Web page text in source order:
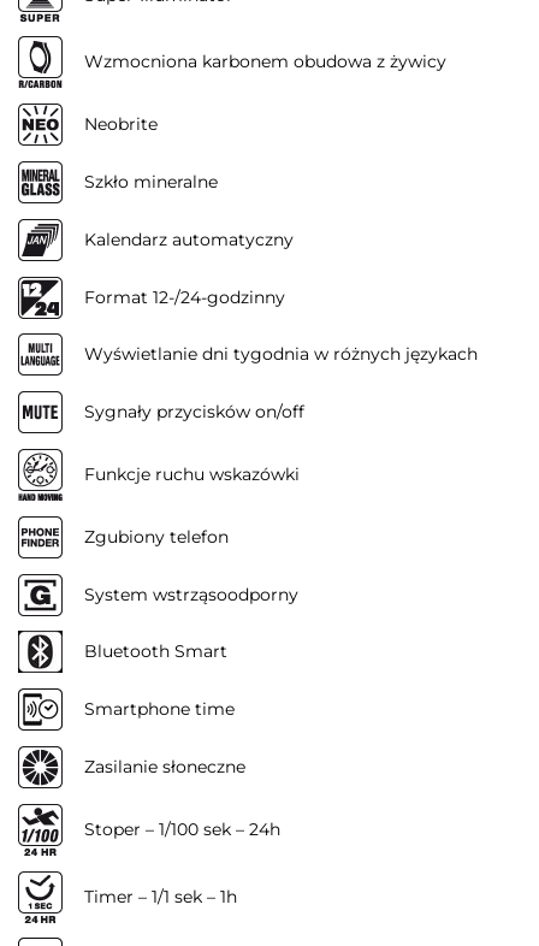
Wzmocniona karbonem obudowa z żywicy
Neobrite
Szkło mineralne
Kalendarz automatyczny
Format 12-/24-godzinny
Wyświetlanie dni tygodnia w różnych językach
Sygnały przycisków on/off
Funkcje ruchu wskazówki
Zgubiony telefon
System wstrząsoodporny
Bluetooth Smart
Smartphone time
Zasilanie słoneczne
Stoper – 1/100 sek – 24h
Timer – 1/1 sek – 1h